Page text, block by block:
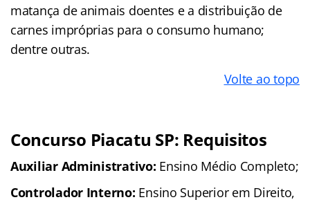
matança de animais doentes e a distribuição de
carnes impróprias para o consumo humano;
dentre outras.
Volte ao topo
Concurso Piacatu SP: Requisitos
Auxiliar Administrativo: Ensino Médio Completo;
Controlador Interno: Ensino Superior em Direito,